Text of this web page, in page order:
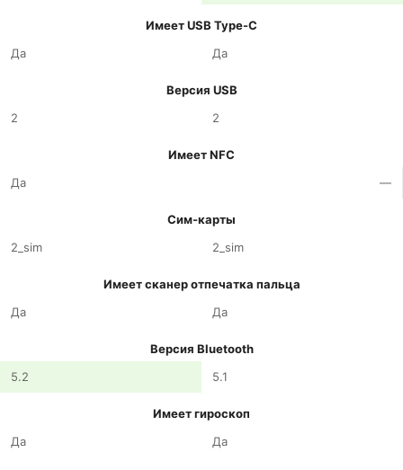
Имеет USB Type-C
Да
Да
Версия USB
2
2
Имеет NFC
Да
—
Сим-карты
2_sim
2_sim
Имеет сканер отпечатка пальца
Да
Да
Версия Bluetooth
5.2
5.1
Имеет гироскоп
Да
Да